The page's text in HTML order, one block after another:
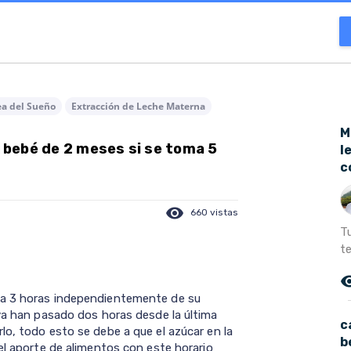
del Sueño
Extracción de Leche Materna
de 2 meses si se toma 5
visibility 660 vistas
3 horas independientemente de su
han pasado dos horas desde la última
todo esto se debe a que el azúcar en la
aporte de alimentos con este horario